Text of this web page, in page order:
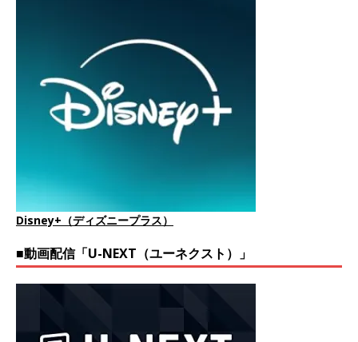
Disney+（ディズニープラス）
■動画配信「U-NEXT（ユーネクスト）」